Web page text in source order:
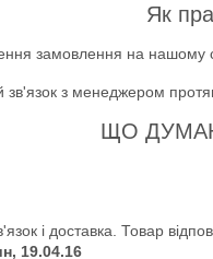
Як
замовлення на нашому
зв'язок з менеджером
ЩО
і доставка. Товар
19.04.16